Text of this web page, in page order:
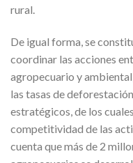
rural.
De igual forma, se
coordinar las acciones
agropecuario y
las tasas de
estratégicos, de los
competitividad de las
cuenta que más de 2